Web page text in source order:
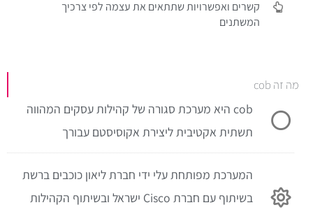
קשרים ואפשרויות שתתאים את עצמה לפי צרכיך
המשתנים
מה זה cob
cob היא מערכת סגורה של קהילות עסקים המהווה
תשתית אקטיבית ליצירת אקוסיסטם עבורך
המערכת מפותחת עלי ידי חברת ליאון כוכבים ברשת
בשיתוף עם חברת Cisco ישראל ובשיתוף הקהילות